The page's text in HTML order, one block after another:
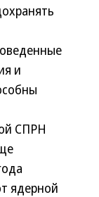
и
СПРН
ядерной